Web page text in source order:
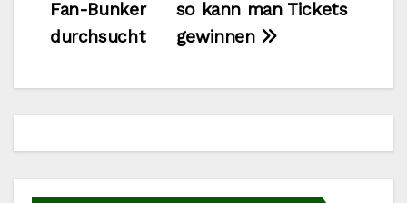
so kann man Tickets
gewinnen
Fan-Bunker
durchsucht